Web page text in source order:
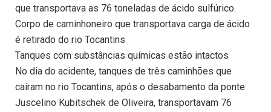
que transportava as 76 toneladas de ácido sulfúrico.
Corpo de caminhoneiro que transportava carga de ácido
é retirado do rio Tocantins
Tanques com substâncias químicas estão intactos
No dia do acidente, tanques de três caminhões que
caíram no rio Tocantins, após o desabamento da ponte
Juscelino Kubitschek de Oliveira, transportavam 76